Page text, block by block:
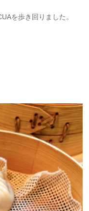
を歩き回りました。